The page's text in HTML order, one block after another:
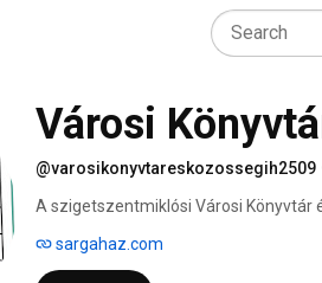
Városi
@varosikonyvtareskozossegih2509
A szigetszentmiklósi Városi Könyvtár
sargahaz.com